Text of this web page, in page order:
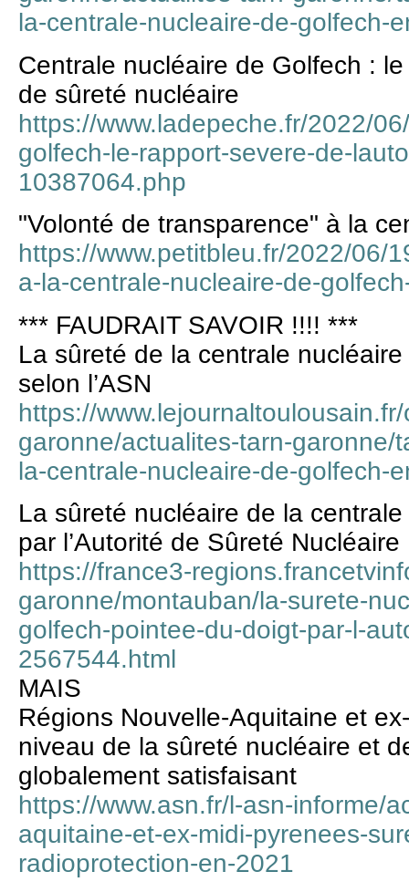
la-centrale-nucleaire-de-golfech-
Centrale nucléaire de Golfech :
de sûreté nucléaire
https://www.ladepeche.fr/2022/
golfech-le-rapport-severe-de-
10387064.php
"Volonté de transparence" à la
https://www.petitbleu.fr/2022/06/
a-la-centrale-nucleaire-de-
*** FAUDRAIT SAVOIR !!!! ***
La sûreté de la centrale nucléaire
selon l’ASN
https://
garonne/actualites-tarn-garonne/
la-centrale-nucleaire-de-golfech-
La sûreté nucléaire de la
par l’Autorité de Sûreté Nucléaire
https://france3-
garonne/montauban/la-surete-
golfech-pointee-du-doigt-par-l-
2567544.html
MAIS
Régions Nouvelle-Aquitaine et
niveau de la sûreté nucléaire et
globalement satisfaisant
https://www.asn.fr/l-asn-informe/
aquitaine-et-ex-midi-pyrenees-
radioprotection-en-2021